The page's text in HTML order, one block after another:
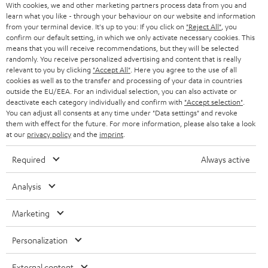
SMART HOME
BLUETOOTH-LAUTSPRECHER
KOPFHÖRER
BLUETOOTH-KOPFHÖRER
STEREOANLAGEN
LAUTSPRECHER
ULTIMA-SERIE
IN-EAR-KOPFHÖRER
FANSHOP
NEUHEITEN
PRESSE & MARKETING
GESCHÄFTSKUNDEN
PARTNERPROGRAMM
BLOG
NEWSLETTER
STORES
DEINE VORTEILE BEI TEUFEL
TEUFEL STORY
UNSER MANAGEMENT
NACHHALTIGKEIT
ÖSTERREICH
SCHWEIZ
NIEDERLANDE
BELGIEN
POLEN
SPANIEN
Fotos abgebildete Zubehör ist nicht im Lieferumfang enthalten. Etwaige
©2026 Lautsprecher Teufel GmbH - All rights reserved.
With cookies, we and other marketing partners process data from you and
learn what you like - through your behaviour on our website and information
from your terminal device. It's up to you: If you click on "Reject All" , you
confirm our default setting, in which we only activate necessary cookies. This
means that you will receive recommendations, but they will be selected
randomly. You receive personalized advertising and content that is really
relevant to you by clicking "Accept All" . Here you agree to the use of all
cookies as well as to the transfer and processing of your data in countries
outside the EU/EEA. For an individual selection, you can also activate or
deactivate each category individually and confirm with "Accept selection"
You can adjust all consents at any time under "Data settings" and revoke
them with effect for the future. For more information, please also take a look
at our privacy policyand the imprint
Required Always active
Analysis
Marketing
Personalization